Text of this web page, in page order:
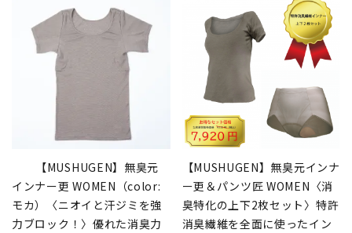
【MUSHUGEN】無臭元
インナー更 WOMEN（color:
モカ）〈ニオイと汗ジミを強
力ブロック！〉優れた消臭力
【MUSHUGEN】無臭元インナ
ー更＆パンツ匠 WOMEN〈消
臭特化の上下2枚セット〉特許
消臭繊維を全面に使ったイン